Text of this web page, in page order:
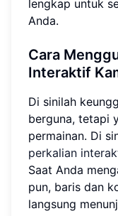
lengkap untuk
Anda.
Cara
Interaktif
Di sinilah
berguna, tetapi
permainan. Di
perkalian
Saat Anda
pun, baris dan
langsung